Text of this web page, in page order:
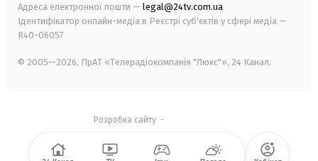
Адреса електронної пошти — legal@24tv.com.ua
Ідентифікатор онлайн-медіа в Реєстрі суб'єктів у сфері медіа —
R40-06057
© 2005—2026, ПрАТ «Телерадіокомпанія "Люкс"», 24 Канал.
Розробка сайту-